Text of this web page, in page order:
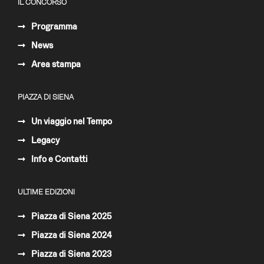
IL CONCORSO
Programma
News
Area stampa
PIAZZA DI SIENA
Un viaggio nel Tempo
Legacy
Info e Contatti
ULTIME EDIZIONI
Piazza di Siena 2025
Piazza di Siena 2024
Piazza di Siena 2023